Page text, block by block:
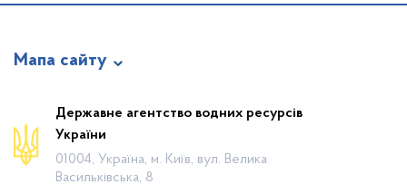
Мапа сайту
Про відомство
Діяльність
Громадянам
Державне агентство водних ресурсів
України
01004, Україна, м. Київ, вул. Велика
Васильківська, 8